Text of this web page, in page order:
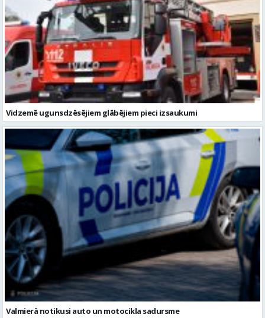
Vidzemē ugunsdzēsējiem glābējiem pieci izsaukumi
Valmierā notikusi auto un motocikla sadursme